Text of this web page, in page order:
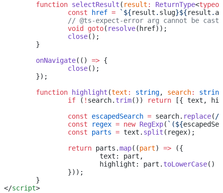
	function
selectResult ( result : ReturnType<typeof
		const
href = `${result . slug}${result .
// @ts-expect-error arg cannot be
		void
goto( resolve(href));
		close
();
	}
	onNavigate
(() => {
		close
();
	});
	function
highlight (text : string, search:
string
		if
( ! search. trim()) return [{ text,
		const
escapedSearch = search. replace( /
		const
regex = new RegExp( `(${
		const
parts = text. split (regex);
		return
parts.map((part) => ({
			text: part,
			highlight: part.
toLowerCase()
		}));
	}
</script>